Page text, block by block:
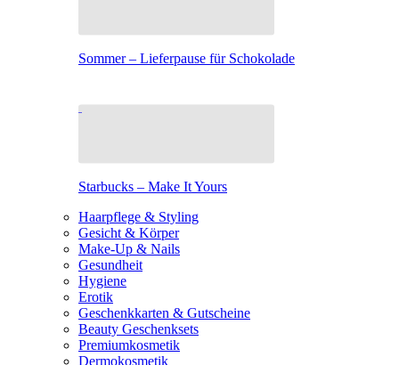
Sommer – Lieferpause für Schokolade
Starbucks – Make It Yours
Haarpflege & Styling
Gesicht & Körper
Make-Up & Nails
Gesundheit
Hygiene
Erotik
Geschenkkarten & Gutscheine
Beauty Geschenksets
Premiumkosmetik
Dermokosmetik